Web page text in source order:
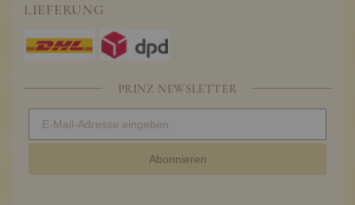
LIEFERUNG
PRINZ NEWSLETTER
Abonnieren